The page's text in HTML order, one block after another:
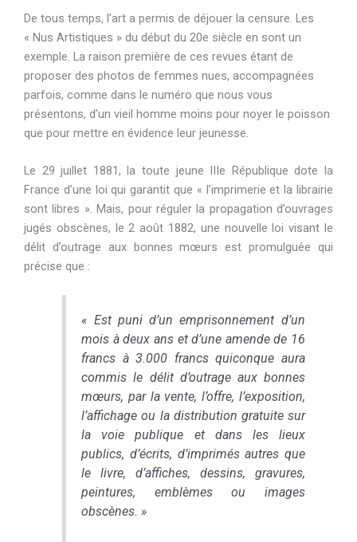
De tous temps, l’art a permis de déjouer la censure. Les
« Nus Artistiques » du début du 20e siècle en sont un
exemple. La raison première de ces revues étant de
proposer des photos de femmes nues, accompagnées
parfois, comme dans le numéro que nous vous
présentons, d’un vieil homme moins pour noyer le poisson
que pour mettre en évidence leur jeunesse.
Le 29 juillet 1881, la toute jeune IIIe République dote la
France d’une loi qui garantit que « l’imprimerie et la librairie
sont libres ». Mais, pour réguler la propagation d’ouvrages
jugés obscènes, le 2 août 1882, une nouvelle loi visant le
délit d’outrage aux bonnes mœurs est promulguée qui
précise que :
« Est puni d’un emprisonnement d’un
mois à deux ans et d’une amende de 16
francs à 3.000 francs quiconque aura
commis le délit d’outrage aux bonnes
mœurs, par la vente, l’offre, l’exposition,
l’affichage ou la distribution gratuite sur
la voie publique et dans les lieux
publics, d’écrits, d’imprimés autres que
le livre, d’affiches, dessins, gravures,
peintures, emblèmes ou images
obscènes. »